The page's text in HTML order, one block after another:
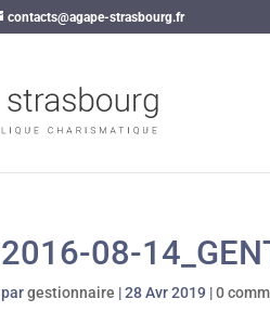
contacts@agape-strasbourg.fr
2016-08-
pargestionnaire |28 Avr 2019 |0